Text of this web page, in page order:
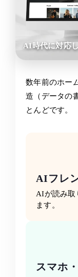
AI時代に対応
数年前のホー
造（データの
とんどです。
AIフレ
AIが読み取
ます。
スマホ